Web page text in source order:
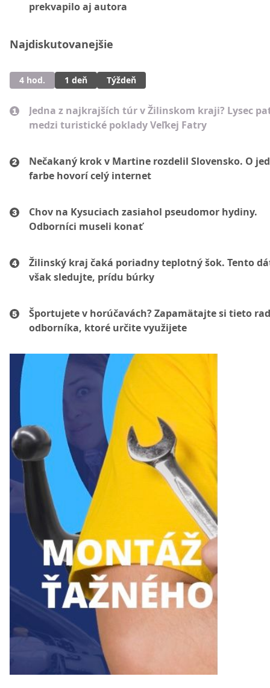
prekvapilo aj autora
Najdiskutovanejšie
4 hod. 1 deň Týždeň
Jedna z najkrajších túr v Žilinskom kraji? Lysec
medzi turistické poklady Veľkej Fatry
Nečakaný krok v Martine rozdelil Slovensko. O
farbe hovorí celý internet
Chov na Kysuciach zasiahol pseudomor hydiny.
Odborníci museli konať
Žilinský kraj čaká poriadny teplotný šok. Tento
však sledujte, prídu búrky
Športujete v horúčavách? Zapamätajte si tieto
odborníka, ktoré určite využijete